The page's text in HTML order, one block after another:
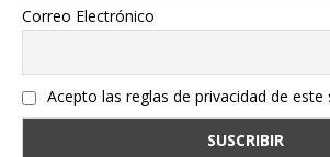
Correo Electrónico
Acepto las reglas de privacidad de este